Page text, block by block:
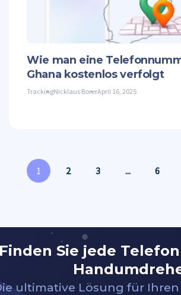
Wie man eine
Ghana kostenlos verfolgt
TrackingNicklaus BorerApril 16, 2025
1 2 3 ... 6
Finden Sie jede
ultimative Lösung für